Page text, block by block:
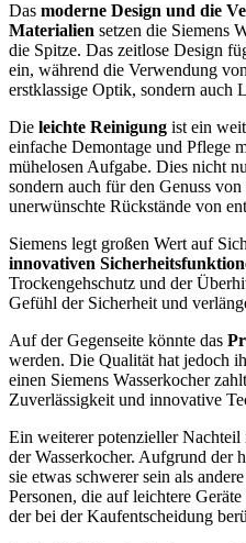
Das moderne Design und die
Materialien setzen die Siemens
die Spitze. Das zeitlose Design
ein, während die Verwendung
erstklassige Optik, sondern auch
Die leichte Reinigung ist ein
einfache Demontage und Pflege
mühelosen Aufgabe. Dies nicht
sondern auch für den Genuss von
unerwünschte Rückstände von
Siemens legt großen Wert auf
innovativen
Trockengehschutz und der
Gefühl der Sicherheit und
Auf der Gegenseite könnte das
werden. Die Qualität hat jedoch
einen Siemens Wasserkocher
Zuverlässigkeit und innovative
Ein weiterer potenzieller Nachteil
der Wasserkocher. Aufgrund der
sie etwas schwerer sein als
Personen, die auf leichtere
der bei der Kaufentscheidung